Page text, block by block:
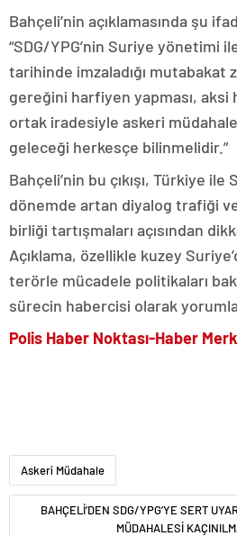
Bahçeli’nin açıklamasında şu
“SDG/YPG’nin Suriye yönetimi
tarihinde imzaladığı mutabakat
gereğini harfiyen yapması, aksi
ortak iradesiyle askeri
geleceği herkesçe bilinmelidir.”
Bahçeli’nin bu çıkışı, Türkiye ile
dönemde artan diyalog trafiği
birliği tartışmaları açısından
Açıklama, özellikle kuzey
terörle mücadele politikaları
sürecin habercisi olarak
Polis Haber Noktası-Haber
Askeri Müdahale
BAHÇELİ’DEN SDG/YPG’YE SERT
MÜDAHALESİ